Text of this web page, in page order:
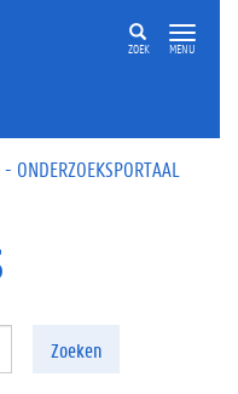
ZOEK MENU
ONDERZOEKSPORTAAL
Zoeken